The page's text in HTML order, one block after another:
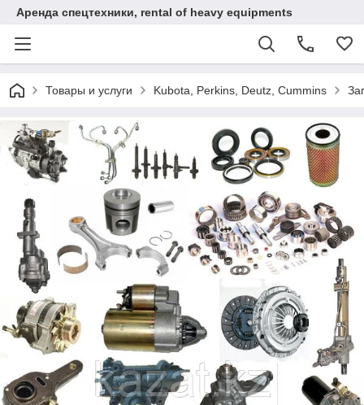
Аренда спецтехники, rental of heavy equipments
Товары и услуги Kubota, Perkins, Deutz, Cummins